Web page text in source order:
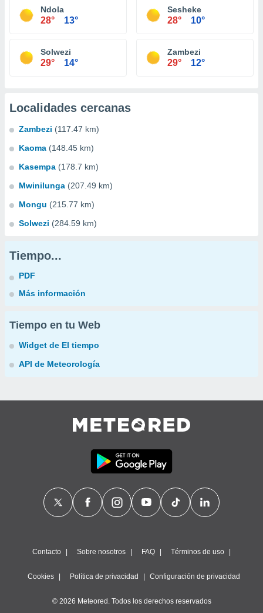
Ndola
28° 13°
Sesheke
28° 10°
Solwezi
29° 14°
Zambezi
29° 12°
Localidades cercanas
Zambezi (117.47 km)
Kaoma (148.45 km)
Kasempa (178.7 km)
Mwinilunga (207.49 km)
Mongu (215.77 km)
Solwezi (284.59 km)
Tiempo...
PDF
Más información
Tiempo en tu Web
Widget de El tiempo
API de Meteorología
Contacto Sobre nosotros FAQ Términos de uso
Cookies Política de privacidad Configuración de privacidad
© 2026 Meteored. Todos los derechos reservados